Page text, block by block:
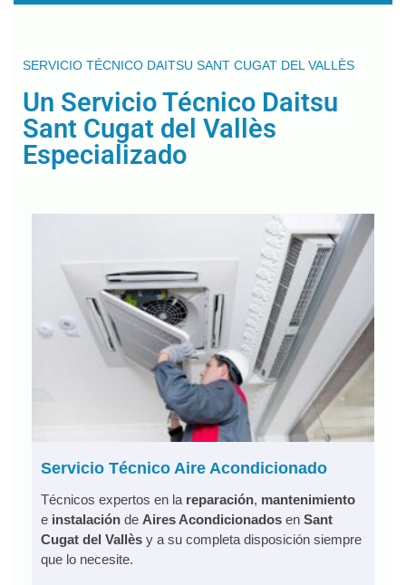
SERVICIO TÉCNICO DAITSU SANT CUGAT DEL VALLÈS
Un Servicio Técnico Daitsu
Sant Cugat del Vallès
Especializado
Servicio Técnico Aire Acondicionado
Técnicos expertos en la reparación, mantenimiento
e instalación de Aires Acondicionados en Sant
Cugat del Vallès y a su completa disposición siempre
que lo necesite.